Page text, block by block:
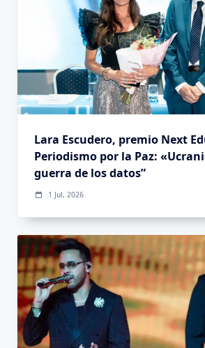
Lara Escudero, premio Next
Periodismo por la Paz:
guerra de los datos”
1 Jul, 2026